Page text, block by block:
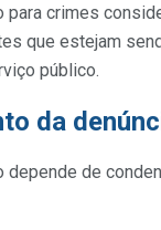
crimes
que estejam
público.
da
de